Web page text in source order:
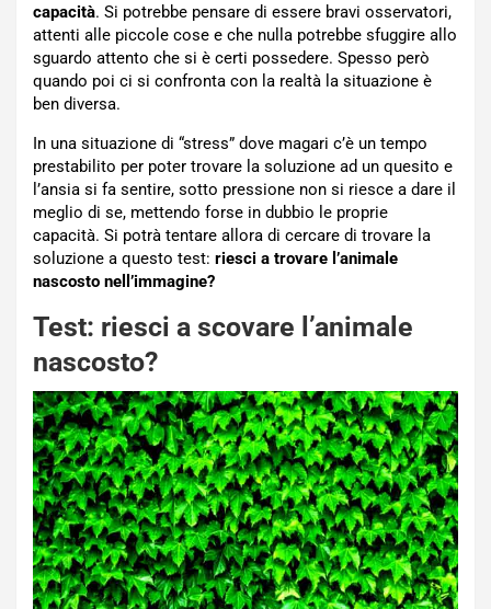
capacità. Si potrebbe pensare di essere bravi osservatori,
attenti alle piccole cose e che nulla potrebbe sfuggire allo
sguardo attento che si è certi possedere. Spesso però
quando poi ci si confronta con la realtà la situazione è
ben diversa.
In una situazione di “stress” dove magari c’è un tempo
prestabilito per poter trovare la soluzione ad un quesito e
l’ansia si fa sentire, sotto pressione non si riesce a dare il
meglio di se, mettendo forse in dubbio le proprie
capacità. Si potrà tentare allora di cercare di trovare la
soluzione a questo test: riesci a trovare l’animale
nascosto nell’immagine?
Test: riesci a scovare l’animale
nascosto?